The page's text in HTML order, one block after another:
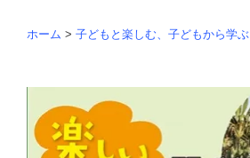
ホーム > 子どもと楽しむ、子どもから学ぶ